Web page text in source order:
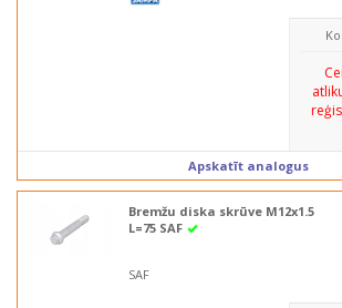
Apskatīt analogus
Bremžu diska skrūve M12x1.5
L=75 SAF
SAF